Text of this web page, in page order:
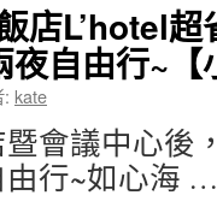
店L’hotel
自由行~
: kate
會議中心後
由行~如心海